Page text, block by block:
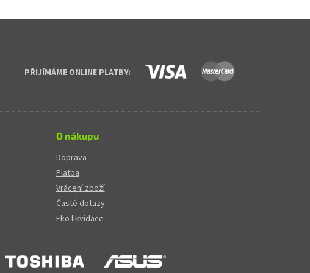
PŘIJÍMÁME ONLINE PLATBY:
O nákupu
Doprava
Platba
Vrácení zboží
Časté dotazy
Eko likvidace